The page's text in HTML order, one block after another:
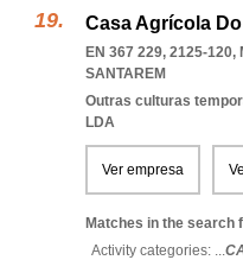
Casa Agrícola
EN 367 229, 2125-120,
SANTAREM
Outras culturas
LDA
Ver empresa
Matches in the search
Activity categories: ...